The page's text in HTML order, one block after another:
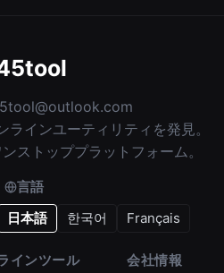
インユーティリティを発見。
ストッププラットフォーム。
言語
日本語 한국어 Français
インツール 会社情報